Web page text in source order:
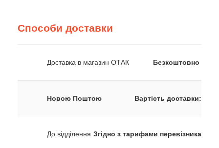
Способи доставки
Доставка в магазин ОТАК Безкоштовно
Новою Поштою Вартість доставки:
До відділення Згідно з тарифами перевізника